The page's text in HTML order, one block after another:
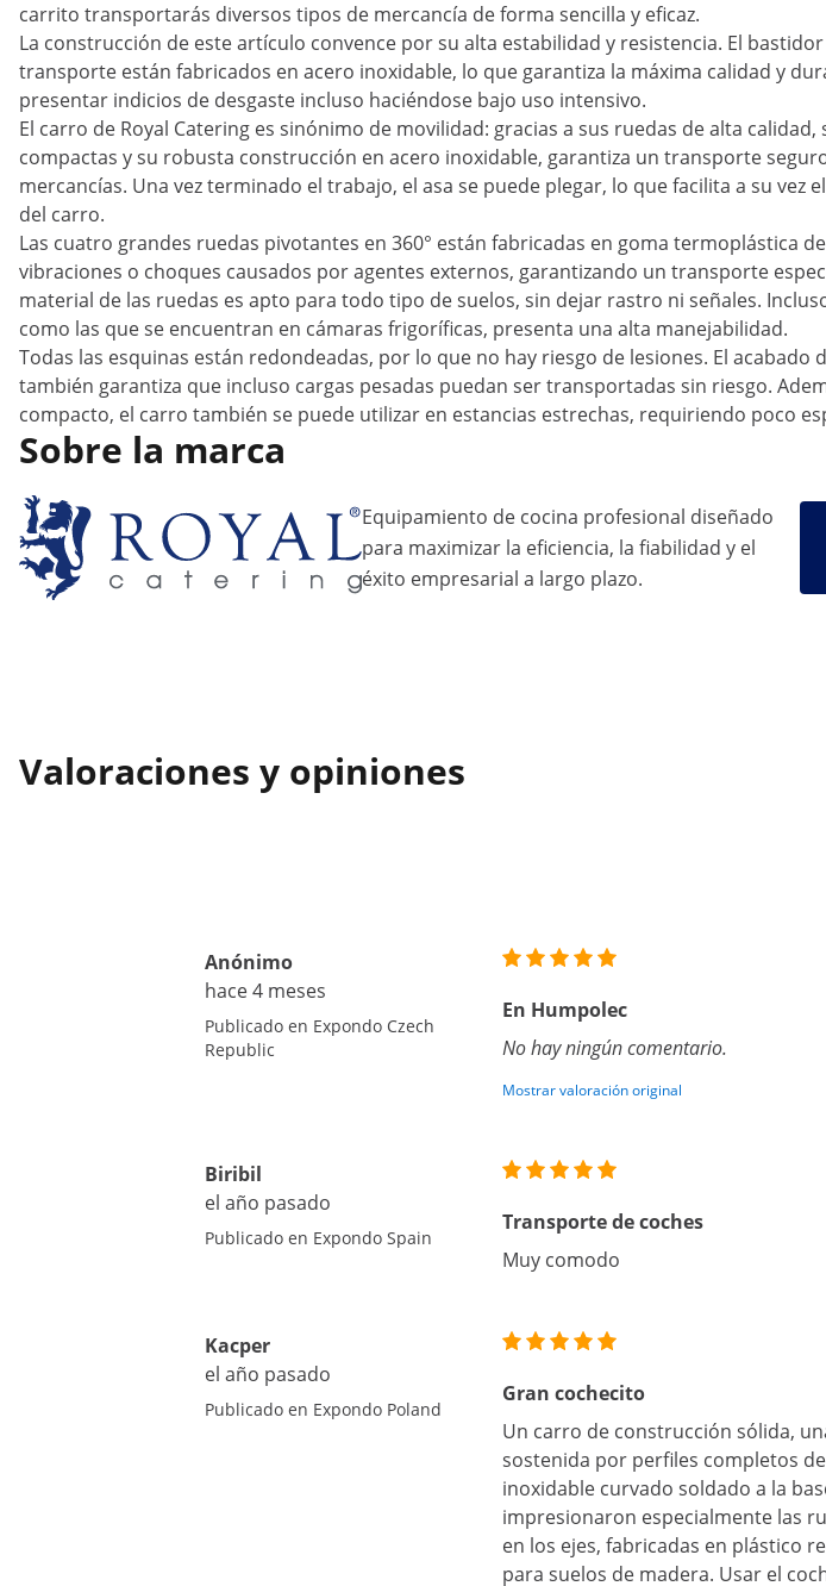
carrito transportarás diversos tipos de mercancía de forma sencilla y eficaz.
La construcción de este artículo convence por su alta estabilidad y resistencia. El
transporte están fabricados en acero inoxidable, lo que garantiza la máxima calidad y
presentar indicios de desgaste incluso haciéndose bajo uso intensivo.
El carro de Royal Catering es sinónimo de movilidad: gracias a sus ruedas de alta calidad,
compactas y su robusta construcción en acero inoxidable, garantiza un transporte
mercancías. Una vez terminado el trabajo, el asa se puede plegar, lo que facilita a su vez
del carro.
Las cuatro grandes ruedas pivotantes en 360° están fabricadas en goma termoplástica
vibraciones o choques causados por agentes externos, garantizando un transporte
material de las ruedas es apto para todo tipo de suelos, sin dejar rastro ni señales.
como las que se encuentran en cámaras frigoríficas, presenta una alta manejabilidad.
Todas las esquinas están redondeadas, por lo que no hay riesgo de lesiones. El acabado
también garantiza que incluso cargas pesadas puedan ser transportadas sin riesgo.
compacto, el carro también se puede utilizar en estancias estrechas, requiriendo poco
Sobre la marca
Equipamiento de cocina profesional diseñado
para maximizar la eficiencia, la fiabilidad y el
éxito empresarial a largo plazo.
Valoraciones y opiniones
Anónimo
hace 4 meses
Publicado en Expondo Czech
Republic
En Humpolec
No hay ningún comentario.
Mostrar valoración original
Biribil
el año pasado
Publicado en Expondo Spain
Transporte de coches
Muy comodo
Kacper
el año pasado
Publicado en Expondo Poland
Gran cochecito
Un carro de construcción sólida,
sostenida por perfiles completos
inoxidable curvado soldado a la
impresionaron especialmente las
en los ejes, fabricadas en plástico
para suelos de madera. Usar el